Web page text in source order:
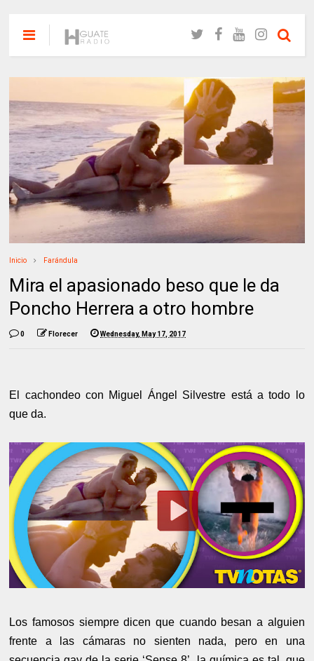
Inicio Farándula
Mira el apasionado beso que le da
Poncho Herrera a otro hombre
0 Florecer Wednesday, May 17, 2017
El cachondeo con Miguel Ángel Silvestre está a todo lo
que da.
Los famosos siempre dicen que cuando besan a alguien
frente a las cámaras no sienten nada, pero en una